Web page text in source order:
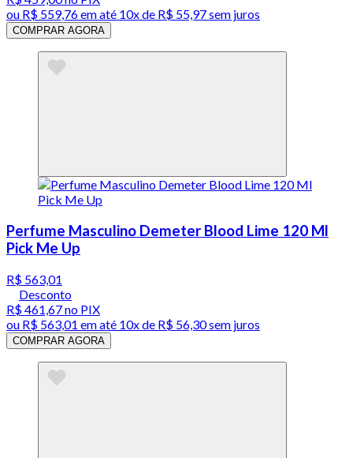
ou R$ 559,76em até 10x de R$ 55,97 sem juros
COMPRAR AGORA
Perfume Masculino Demeter Blood Lime 120 Ml
Pick Me Up
R$ 563,01
Desconto
R$ 461,67no PIX
ou R$ 563,01 em até 10x de R$ 56,30 sem juros
COMPRAR AGORA